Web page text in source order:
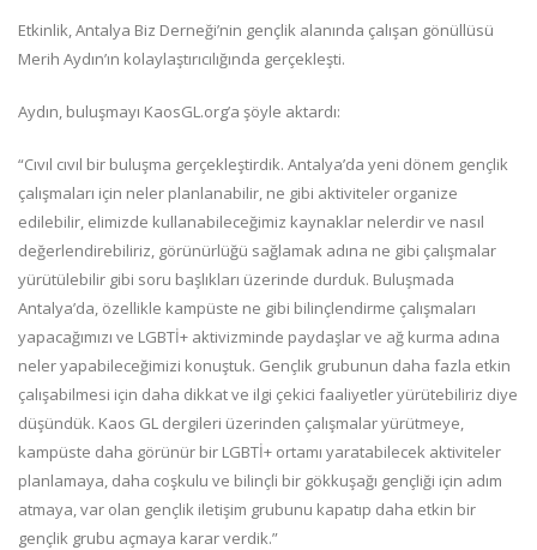
Etkinlik, Antalya Biz Derneği’nin gençlik alanında çalışan gönüllüsü
Merih Aydın’ın kolaylaştırıcılığında gerçekleşti.
Aydın, buluşmayı KaosGL.org’a şöyle aktardı:
“Cıvıl cıvıl bir buluşma gerçekleştirdik. Antalya’da yeni dönem gençlik
çalışmaları için neler planlanabilir, ne gibi aktiviteler organize
edilebilir, elimizde kullanabileceğimiz kaynaklar nelerdir ve nasıl
değerlendirebiliriz, görünürlüğü sağlamak adına ne gibi çalışmalar
yürütülebilir gibi soru başlıkları üzerinde durduk. Buluşmada
Antalya’da, özellikle kampüste ne gibi bilinçlendirme çalışmaları
yapacağımızı ve LGBTİ+ aktivizminde paydaşlar ve ağ kurma adına
neler yapabileceğimizi konuştuk. Gençlik grubunun daha fazla etkin
çalışabilmesi için daha dikkat ve ilgi çekici faaliyetler yürütebiliriz diye
düşündük. Kaos GL dergileri üzerinden çalışmalar yürütmeye,
kampüste daha görünür bir LGBTİ+ ortamı yaratabilecek aktiviteler
planlamaya, daha coşkulu ve bilinçli bir gökkuşağı gençliği için adım
atmaya, var olan gençlik iletişim grubunu kapatıp daha etkin bir
gençlik grubu açmaya karar verdik.”